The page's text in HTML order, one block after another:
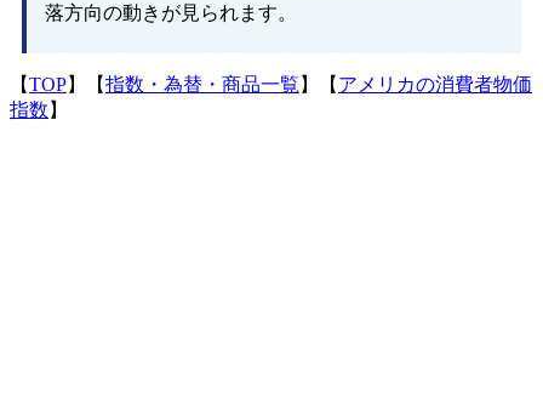
落方向の動きが見られます。
【TOP】【指数・為替・商品一覧 】【 アメリカの消費者物価
指数 】